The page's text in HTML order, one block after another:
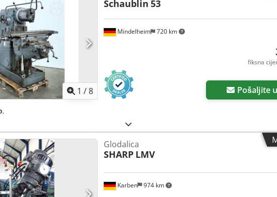
1 /8
Mindelheim 720 km
Schaublin 53
fiksna
Pošaljite
,
Karben 974 km
Glodalica
SHARP LMV